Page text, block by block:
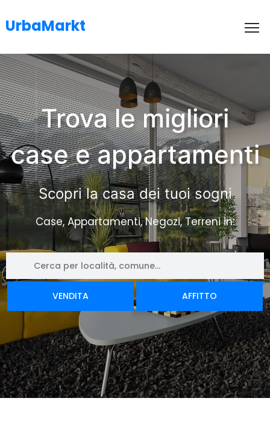
UrbaMarkt
Trova le migliori
case e appartamenti
Scopri la casa dei tuoi sogni
Case, Appartamenti, Negozi, Terreni in:
VENDITA AFFITTO